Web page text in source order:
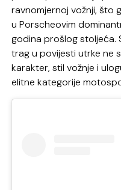
ravnomjernoj vožnji, što
u Porscheovim
godina prošlog stoljeća.
trag u povijesti utrke ne
karakter, stil vožnje i
elitne kategorije